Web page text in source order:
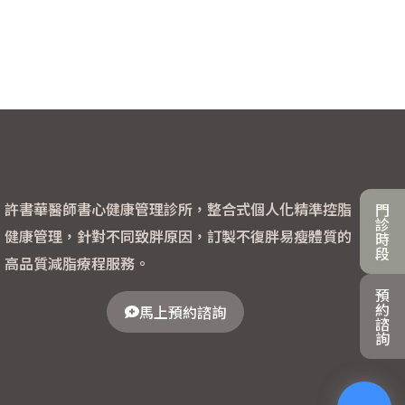
門
診
時
段
預
約
諮
詢
許書華醫師書心健康管理診所，整合式個人化精準控脂
健康管理，針對不同致胖原因，訂製不復胖易瘦體質的
高品質減脂療程服務。
馬上預約諮詢